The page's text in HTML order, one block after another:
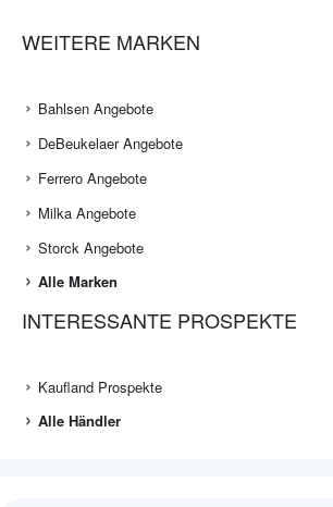
WEITERE MARKEN
Bahlsen Angebote
DeBeukelaer Angebote
Ferrero Angebote
Milka Angebote
Storck Angebote
Alle Marken
INTERESSANTE PROSPEKTE
Kaufland Prospekte
Alle Händler